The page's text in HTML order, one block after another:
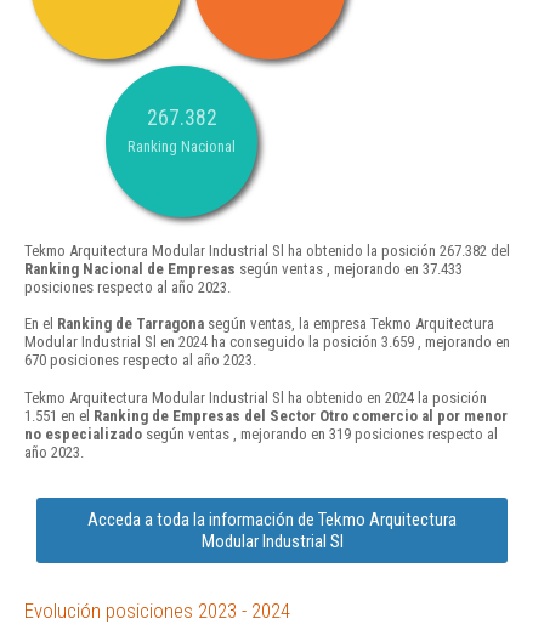
267.382
Ranking Nacional
Tekmo Arquitectura Modular Industrial Sl ha obtenido la posición 267.382 del
Ranking Nacional de Empresas según ventas , mejorando en 37.433
posiciones respecto al año 2023.
En el Ranking de Tarragona según ventas, la empresa Tekmo Arquitectura
Modular Industrial Sl en 2024 ha conseguido la posición 3.659 , mejorando en
670 posiciones respecto al año 2023.
Tekmo Arquitectura Modular Industrial Sl ha obtenido en 2024 la posición
1.551 en el Ranking de Empresas del Sector Otro comercio al por menor
no especializado según ventas , mejorando en 319 posiciones respecto al
año 2023.
Acceda a toda la información de Tekmo Arquitectura
Modular Industrial Sl
Evolución posiciones 2023 - 2024